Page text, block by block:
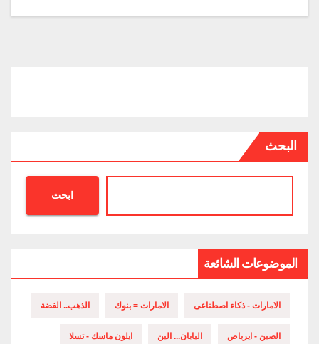
البحث
ابحث
الموضوعات الشائعة
الامارات - ذكاء اصطناعى الامارات = بنوك الذهب.. الفضة
الصين - ايرباص اليابان... الين ايلون ماسك - تسلا